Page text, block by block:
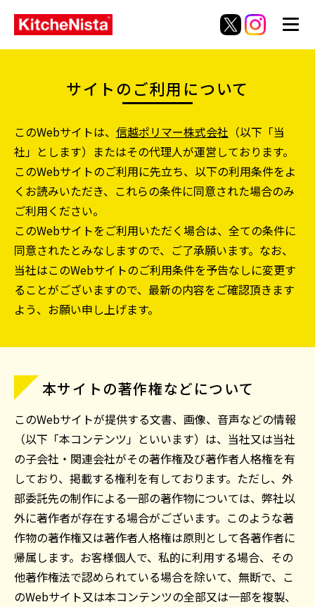
サイトのご利用について
このWebサイトは、 信越ポリマー株式会社 （以下「当
社」とします）またはその代理人が運営しております。
このWebサイトのご利用に先立ち、以下の利用条件をよ
くお読みいただき、これらの条件に同意された場合のみ
ご利用ください。
このWebサイトをご利用いただく場合は、全ての条件に
同意されたとみなしますので、ご了承願います。なお、
当社はこのWebサイトのご利用条件を予告なしに変更す
ることがございますので、最新の内容をご確認頂きます
よう、お願い申し上げます。
本サイトの著作権などについて
このWebサイトが提供する文書、画像、音声などの情報
（以下「本コンテンツ」といいます）は、当社又は当社
の子会社・関連会社がその著作権及び著作者人格権を有
しており、掲載する権利を有しております。ただし、外
部委託先の制作による一部の著作物については、弊社以
外に著作者が存在する場合がございます。このような著
作物の著作権又は著作者人格権は原則として各著作者に
帰属します。お客様個人で、私的に利用する場合、その
他著作権法で認められている場合を除いて、無断で、こ
のWebサイト又は本コンテンツの全部又は一部を複製、